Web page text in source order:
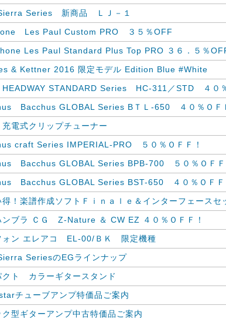
Series 新商品 ＬＪ－１
Les Paul Custom PRO ３５％OFF
Les Paul Standard Plus Top PRO ３６．５％
& Kettner 2016 限定モデル Edition Blue #White
HEADWAY STANDARD Series HC-311／STD ４０
Bacchus GLOBAL Series BＴＬ-650 ４０％ＯＦ
充電式クリップチューナー
craft Series IMPERIAL-PRO ５０％ＯＦＦ！
Bacchus GLOBAL Series BPB-700 ５０％ＯＦ
Bacchus GLOBAL Series BST-650 ４０％ＯＦ
得！楽譜作成ソフトＦｉｎａｌｅ＆インターフェースセ
ンブラ ＣＧ Z-Nature ＆ CW EZ ４０％ＯＦＦ！
ォン エレアコ EL-00/ＢＫ 限定機種
SeriesのEGラインナップ
クト カラーギタースタンド
チューブアンプ特価品ご案内
ク型ギターアンプ中古特価品ご案内